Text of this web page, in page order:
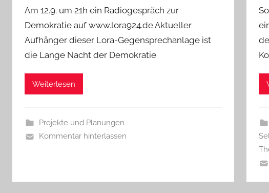
Am 12.9. um 21h ein Radiogespräch zur
Demokratie auf www.lora924.de Aktueller
Aufhänger dieser Lora-Gegensprechanlage ist
die Lange Nacht der Demokratie
Weiterlesen
Projekte und Planungen
Kommentar hinterlassen